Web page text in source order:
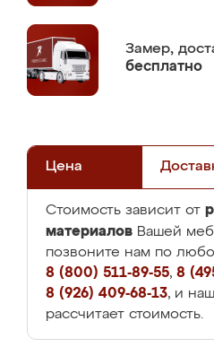
Замер,
бесплатно
Цена
Стоимость зависит от
материалов Вашей
позвоните нам по
8 (800) 511-89-55, 8
8 (926) 409-68-13, и
рассчитает стоимость.